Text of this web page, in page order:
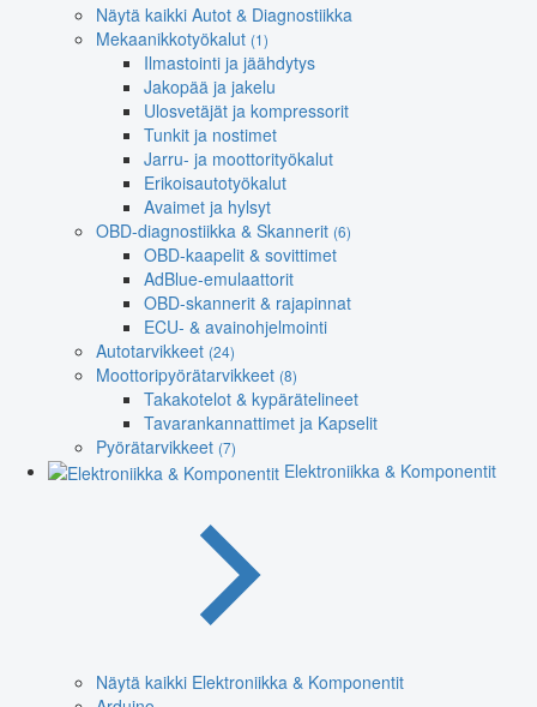
Näytä kaikki Autot & Diagnostiikka
Mekaanikkotyökalut (1)
Ilmastointi ja jäähdytys
Jakopää ja jakelu
Ulosvetäjät ja kompressorit
Tunkit ja nostimet
Jarru- ja moottorityökalut
Erikoisautotyökalut
Avaimet ja hylsyt
OBD-diagnostiikka & Skannerit (6)
OBD-kaapelit & sovittimet
AdBlue-emulaattorit
OBD-skannerit & rajapinnat
ECU- & avainohjelmointi
Autotarvikkeet (24)
Moottoripyörätarvikkeet (8)
Takakotelot & kypärätelineet
Tavarankannattimet ja Kapselit
Pyörätarvikkeet (7)
Elektroniikka & Komponentit
Näytä kaikki Elektroniikka & Komponentit